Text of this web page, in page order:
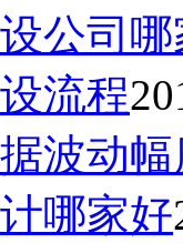
公司
流程
波动
哪家好